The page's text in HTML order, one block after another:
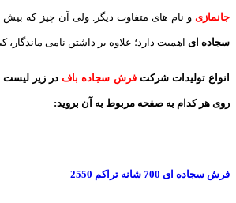
جانمازی و نام های متفاوت دیگر. ولی آن چیز که
سجاده ای اهمیت دارد؛ علاوه بر داشتن نامی ماندگار،
انواع تولیدات شرکتفرش سجاده بافدر زیر لیست
روی هر کدام به صفحه مربوط به آن بروید:
فرش سجاده ای 700 شانه تراکم 2550